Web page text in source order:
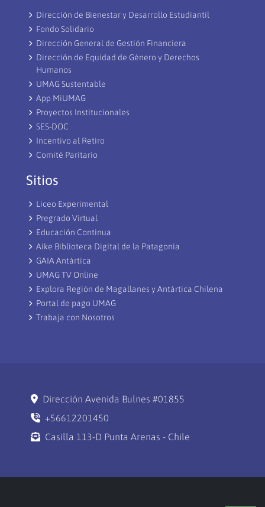
Dirección de Bienestar y Desarrollo Estudiantil
Fondo Solidario
Dirección General de Gestión Financiera
Dirección de Equidad de Género y Derechos
Humanos
UMAG Sustentable
App MiUMAG
Proyectos Institucionales
SES-DOC
Incentivo al Retiro
Comité Paritario
Sitios
Liceo Experimental
Pregrado Virtual
Educación Continua
Aike Biblioteca Digital de la Patagonia
GAIA Antártica
UMAG TV Online
Explora Región de Magallanes y Antártica Chilena
Portal de pago UMAG
Trabaja con Nosotros
Dirección Avenida Bulnes #01855
+56612201450
Casilla 113-D Punta Arenas - Chile